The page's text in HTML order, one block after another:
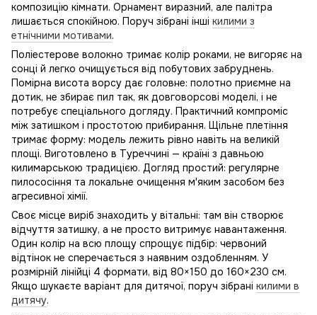
композицію кімнати. Орнамент виразний, але палітра
лишається спокійною. Поруч зібрані інші килими з
етнічними мотивами.
Поліестерове волокно тримає колір роками, не вигоряє на
сонці й легко очищується від побутових забруднень.
Помірна висота ворсу дає головне: полотно приємне на
дотик, не збирає пил так, як довговорсові моделі, і не
потребує спеціального догляду. Практичний компроміс
між затишком і простотою прибирання. Щільне плетіння
тримає форму: модель лежить рівно навіть на великій
площі. Виготовлено в Туреччині — країні з давньою
килимарською традицією. Догляд простий: регулярне
пилососіння та локальне очищення м'яким засобом без
агресивної хімії.
Своє місце виріб знаходить у вітальні: там він створює
відчуття затишку, а не просто витримує навантаження.
Один колір на всю площу спрощує підбір: червоний
відтінок не сперечається з наявним оздобленням. У
розмірній лінійці 4 формати, від 80×150 до 160×230 см.
Якщо шукаєте варіант для дитячої, поруч зібрані килими в
дитячу.